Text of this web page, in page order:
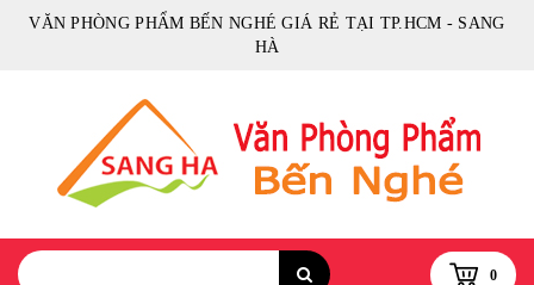
VĂN PHÒNG PHẨM BẾN NGHÉ GIÁ RẺ TẠI TP.HCM - SANG
HÀ
0